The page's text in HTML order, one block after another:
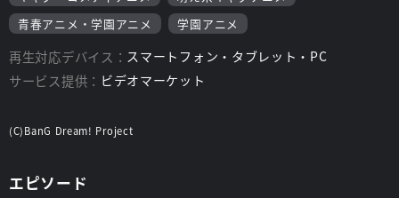
青春アニメ・学園アニメ
学園アニメ
再生対応デバイス： スマートフォン・タブレット・PC
サービス提供： ビデオマーケット
(C)BanG Dream! Project
エピソード